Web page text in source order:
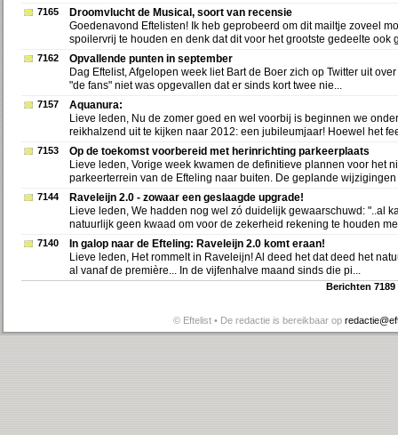
7165
Droomvlucht de Musical, soort van recensie
Goedenavond Eftelisten! Ik heb geprobeerd om dit mailtje zoveel
spoilervrij te houden en denk dat dit voor het grootste gedeelte ook
7162
Opvallende punten in september
Dag Eftelist, Afgelopen week liet Bart de Boer zich op Twitter uit
"de fans" niet was opgevallen dat er sinds kort twee nie...
7157
Aquanura:
Lieve leden, Nu de zomer goed en wel voorbij is beginnen we
reikhalzend uit te kijken naar 2012: een jubileumjaar! Hoewel het
7153
Op de toekomst voorbereid met herinrichting parkeerplaats
Lieve leden, Vorige week kwamen de definitieve plannen voor het
parkeerterrein van de Efteling naar buiten. De geplande wijzigingen
7144
Raveleijn 2.0 - zowaar een geslaagde upgrade!
Lieve leden, We hadden nog wel zó duidelijk gewaarschuwd: "..al
natuurlijk geen kwaad om voor de zekerheid rekening te houden
7140
In galop naar de Efteling: Raveleijn 2.0 komt eraan!
Lieve leden, Het rommelt in Raveleijn! Al deed het dat deed het
al vanaf de première... In de vijfenhalve maand sinds die pi...
Berichten
© Eftelist • De redactie is bereikbaar op